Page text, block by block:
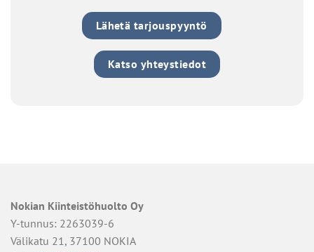
Lähetä tarjouspyyntö
Katso yhteystiedot
Nokian Kiinteistöhuolto Oy
Y-tunnus: 2263039-6
Välikatu 21, 37100 NOKIA